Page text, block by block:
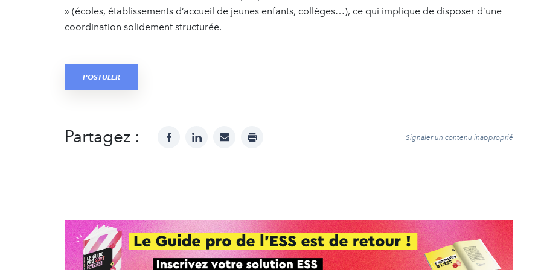
» (écoles, établissements d’accueil de jeunes enfants, collèges…), ce qui implique de disposer d’une
coordination solidement structurée.
POSTULER
Partagez : facebooklinkedinmail print Signaler un contenu inapproprié